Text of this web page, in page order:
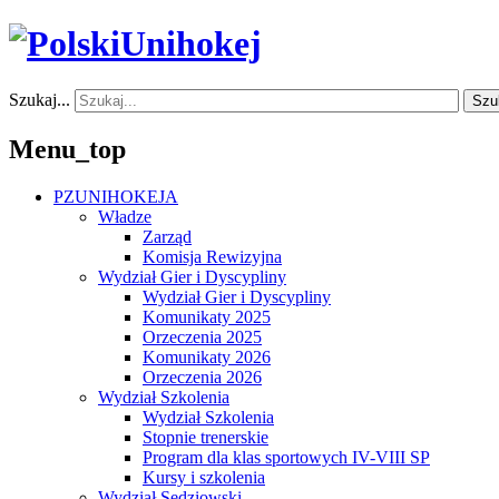
Szukaj...
Menu_top
PZUNIHOKEJA
Władze
Zarząd
Komisja Rewizyjna
Wydział Gier i Dyscypliny
Wydział Gier i Dyscypliny
Komunikaty 2025
Orzeczenia 2025
Komunikaty 2026
Orzeczenia 2026
Wydział Szkolenia
Wydział Szkolenia
Stopnie trenerskie
Program dla klas sportowych IV-VIII SP
Kursy i szkolenia